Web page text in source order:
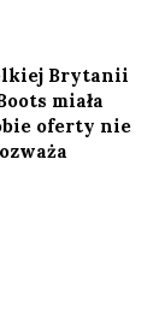
Brytanii
miała
oferty nie